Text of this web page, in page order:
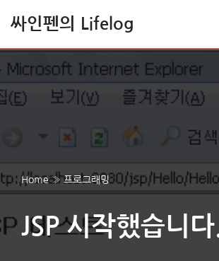
츠
로
싸인펜의 Lifelog
Home»프로그래밍
JSP 시작했습니다.